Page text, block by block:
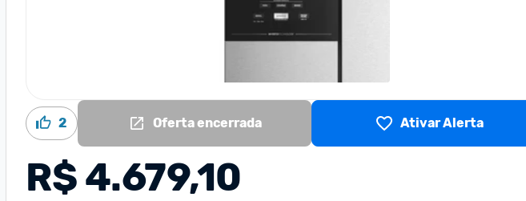
2 Oferta encerrada Ativar Alerta
R$ 4.679,10